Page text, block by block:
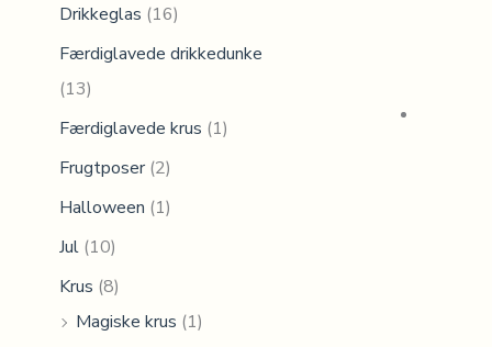
Drikkeglas (16)
Færdiglavede drikkedunke
(13)
Færdiglavede krus (1)
Frugtposer (2)
Halloween (1)
Jul (10)
Krus (8)
Magiske krus (1)